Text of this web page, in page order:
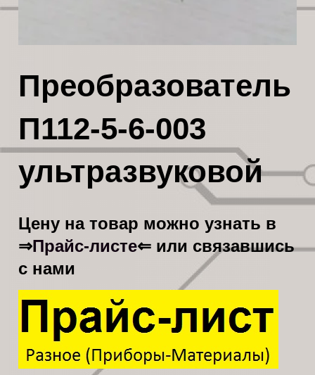
Преобразователь
П112-5-6-003
ультразвуковой
Цену на товар можно узнать в
⇒Прайс-листе⇐ или связавшись
с нами